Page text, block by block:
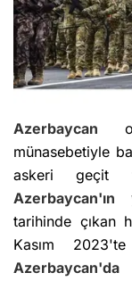
Azerbaycan
münasebetiyle
askeri geçit
Azerbaycan'ın
tarihinde çıkan
Kasım
Azerbaycan'da